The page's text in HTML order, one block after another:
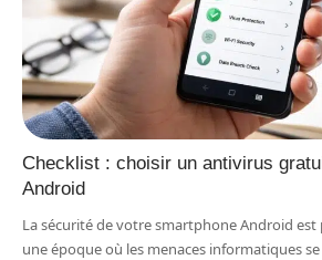
Checklist : choisir un antivirus
Android
La sécurité de votre smartphone Android
une époque où les menaces informatiques